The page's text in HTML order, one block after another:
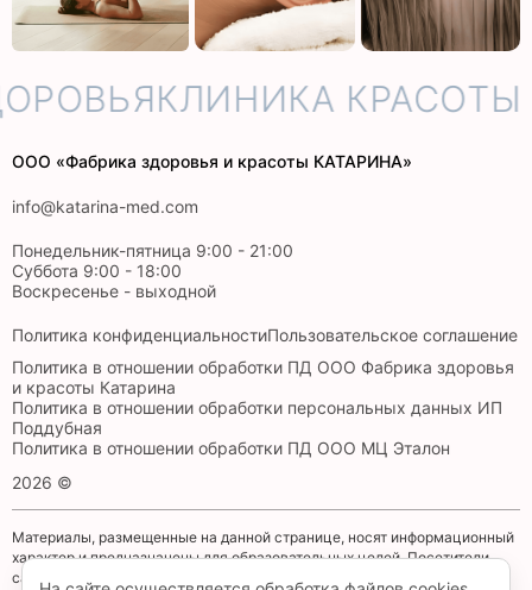
КЛИНИКА КРАСОТЫ
ООО «Фабрика здоровья и красоты КАТАРИНА»
info@katarina-med.com
Понедельник-пятница 9:00 - 21:00
Суббота 9:00 - 18:00
Воскресенье - выходной
Политика конфиденциальностиПользовательское соглашение
Политика в отношении обработки ПД ООО Фабрика здоровья
и красоты Катарина
Политика в отношении обработки персональных данных ИП
Поддубная
Политика в отношении обработки ПД ООО МЦ Эталон
2026 ©
Материалы, размещенные на данной странице, носят информационный
характер и предназначены для образовательных целей. Посетители
сайта не должны использовать их в качестве медицинских